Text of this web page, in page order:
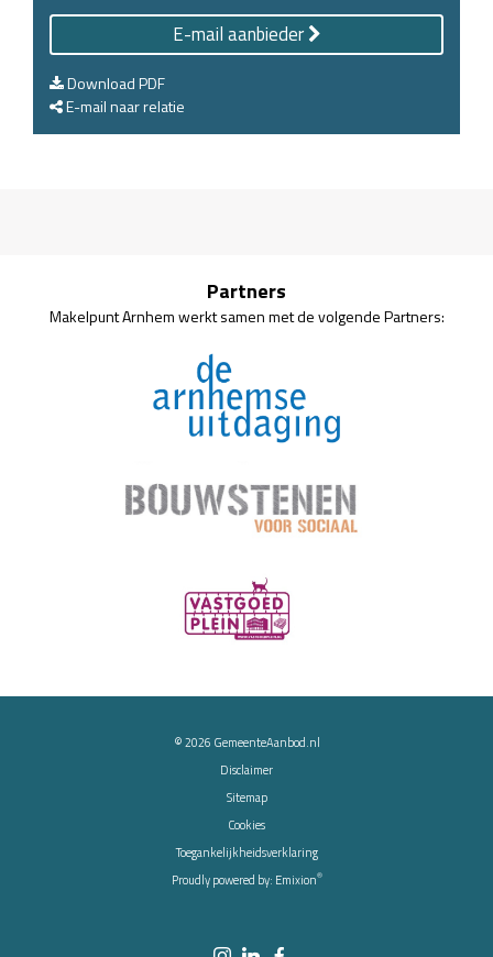
E-mail aanbieder
Download PDF
E-mail naar relatie
Partners
Makelpunt Arnhem werkt samen met de volgende Partners:
© 2026 GemeenteAanbod.nl
Disclaimer
Sitemap
Cookies
Toegankelijkheidsverklaring
Proudly powered by: Emixion®